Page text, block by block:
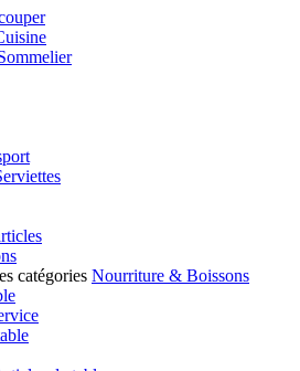
catégories Nourriture & Boissons